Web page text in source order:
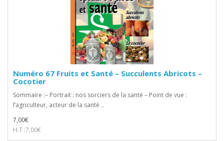
Numéro 67 Fruits et Santé – Succulents Abricots –
Cocotier
Sommaire :– Portrait : nos sorciers de la santé – Point de vue :
l’agriculteur, acteur de la santé ..
7,00€
H.T :7,00€